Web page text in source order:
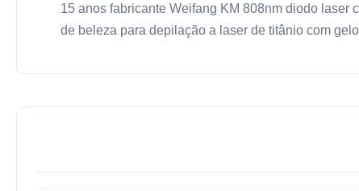
15 anos fabricante Weifang KM 808nm diodo
de beleza para depilação a laser de titânio com